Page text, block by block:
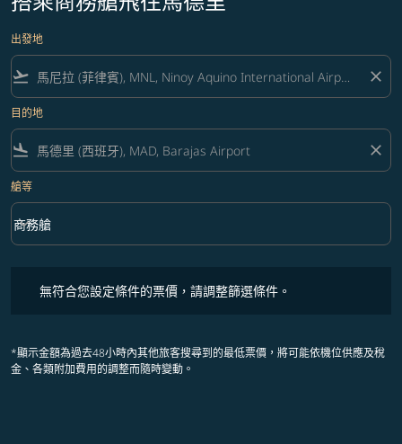
出發地
flight_takeoff close
目的地
flight_land close
艙等
艙等 option 商務艙 Selected
商務艙
keyboard_arrow_down
無符合您設定條件的票價，請調整篩選條件。
*顯示金額為過去48小時內其他旅客搜尋到的最低票價，將可能依機位供應及稅
金、各類附加費用的調整而隨時變動。